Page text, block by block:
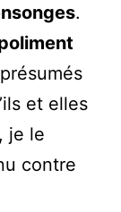
.
et elles
je le
contre